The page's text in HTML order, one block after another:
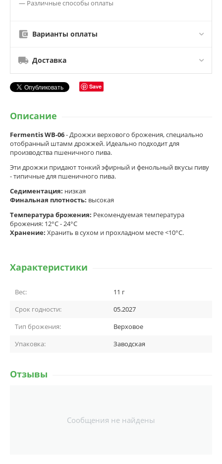
— Различные способы оплаты
Варианты оплаты
Доставка
Save
Описание
Fermentis WB-06- Дрожжи верхового брожения, специально
отобранный штамм дрожжей. Идеально подходит для
производства пшеничного пива.
Эти дрожжи придают тонкий эфирный и фенольный вкусы пиву
- типичные для пшеничного пива.
Седиментация: низкая
Финальная плотность: высокая
Температура брожения: Рекомендуемая температура
брожения: 12°C - 24°C
Хранение: Хранить в сухом и прохладном месте <10°C.
Характеристики
Вес:
11 г
Срок годности:
05.2027
Тип брожения:
Верховое
Упаковка:
Заводская
Отзывы
Сообщения не найдены